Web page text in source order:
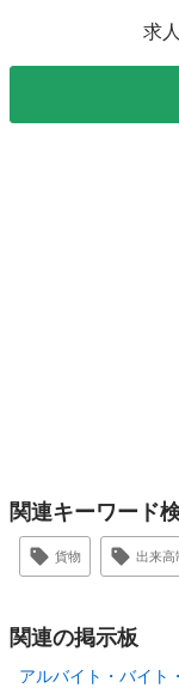
求
関連キーワード
貨物 出来高
関連の掲示板
アルバイト・バイト